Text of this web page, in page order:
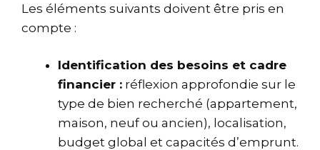
Les éléments suivants doivent être pris en
compte :
Identification des besoins et cadre
financier : réflexion approfondie sur le
type de bien recherché (appartement,
maison, neuf ou ancien), localisation,
budget global et capacités d’emprunt.